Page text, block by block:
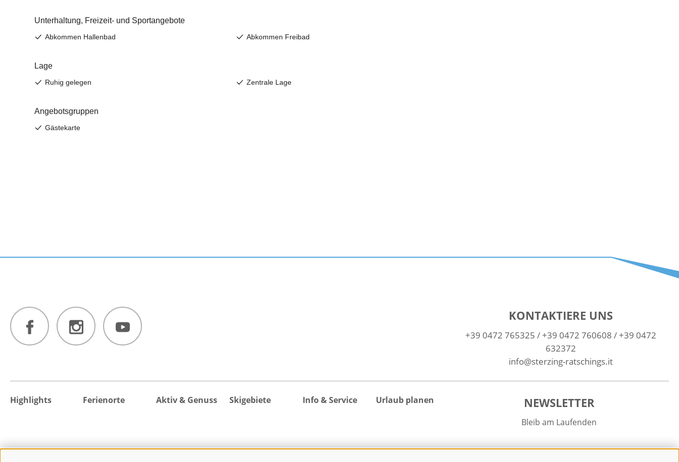
KONTAKTIERE UNS
+39 0472 765325 / +39 0472 760608 / +39 0472
632372
info@sterzing-ratschings.it
Highlights Ferienorte Aktiv & Genuss Skigebiete Info & Service Urlaub planen NEWSLETTER
Bleib am Laufenden